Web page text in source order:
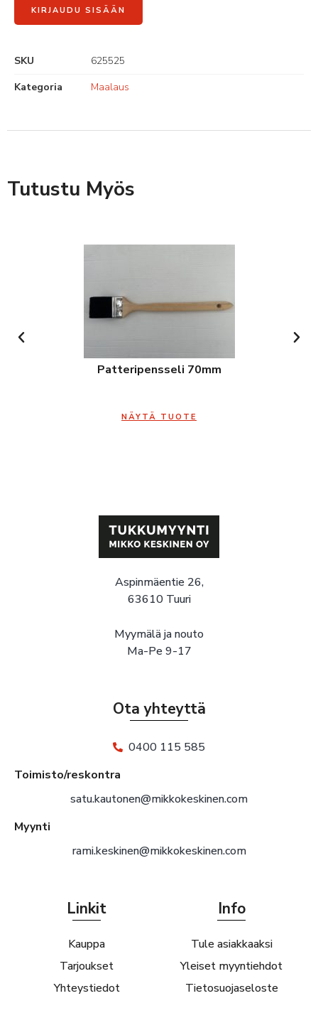
KIRJAUDU SISÄÄN
SKU
625525
Kategoria
Maalaus
Tutustu Myös
Patteripensseli 70mm
NÄYTÄ TUOTE
Aspinmäentie 26,
63610 Tuuri
Myymälä ja nouto
Ma-Pe 9-17
Ota yhteyttä
0400 115 585
Toimisto/reskontra
satu.kautonen@mikkokeskinen.com
Myynti
rami.keskinen@mikkokeskinen.com
Linkit
Kauppa
Tarjoukset
Yhteystiedot
Info
Tule asiakkaaksi
Yleiset myyntiehdot
Tietosuojaseloste